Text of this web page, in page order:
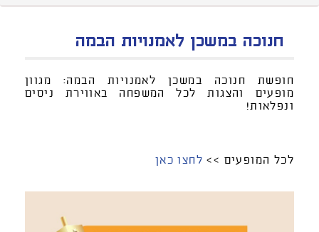
חנוכה במשכן לאמנויות הבמה
חופשת חנוכה במשכן לאמנויות הבמה: מגוון
מופעים והצגות לכל המשפחה באווירת ניסים
ונפלאות!
לכל המופעים >> לחצו כאן